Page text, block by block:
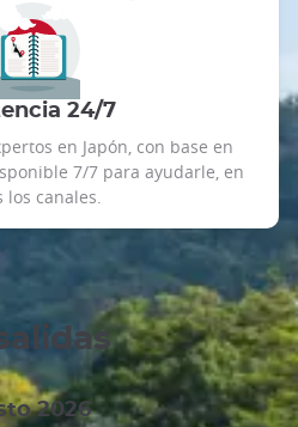
24/7
en Japón, con base en
7/7 para ayudarle, en
los canales.
2026